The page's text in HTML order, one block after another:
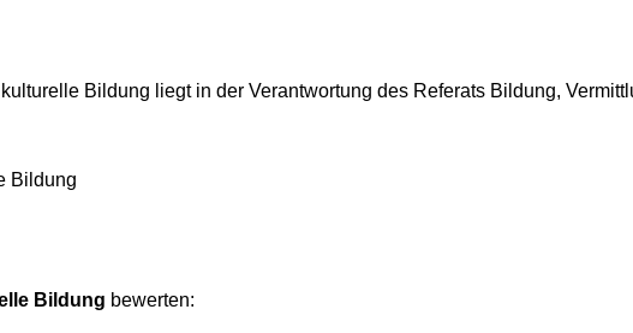
Bildung liegt in der Verantwortung des Referats Bildung,
Bildung
Bildung bewerten: